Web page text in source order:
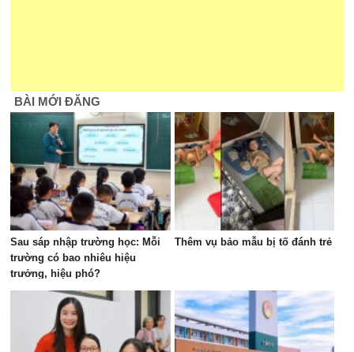
BÀI MỚI ĐĂNG
Sau sáp nhập trường học: Mỗi
trường có bao nhiêu hiệu
trưởng, hiệu phó?
Thêm vụ bảo mẫu bị tố đánh trẻ